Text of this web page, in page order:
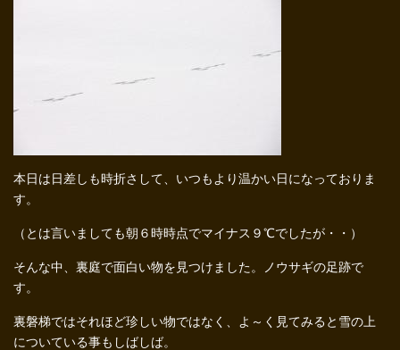
本日は日差しも時折さして、いつもより温かい日になっておりま
す。
（とは言いましても朝６時時点でマイナス９℃でしたが・・）
そんな中、裏庭で面白い物を見つけました。ノウサギの足跡で
す。
裏磐梯ではそれほど珍しい物ではなく、よ～く見てみると雪の上
についている事もしばしば。